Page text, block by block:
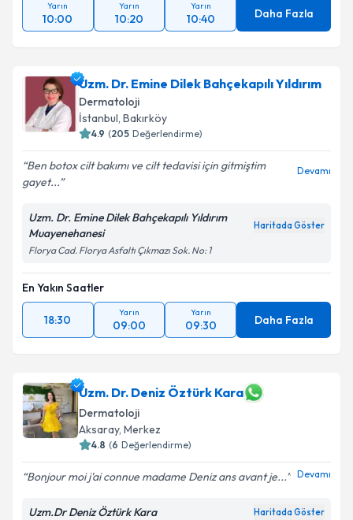
Yarın
10:00
Yarın
10:20
Yarın
10:40 Daha Fazla
Uzm. Dr. Emine Dilek Bahçekapılı Yıldırım
Dermatoloji
İstanbul, Bakırköy
4.9 (205 Değerlendirme)
Ben botox cilt bakımı ve cilt tedavisi için gitmiştim
gayet...
Devamı
Uzm. Dr. Emine Dilek Bahçekapılı Yıldırım
Muayenehanesi
Haritada Göster
Florya Cad. Florya Asfaltı Çıkmazı Sok. No: 1
En Yakın Saatler
18:30
Yarın
09:00
Yarın
09:30 Daha Fazla
Uzm. Dr. Deniz Öztürk Kara
Dermatoloji
Aksaray, Merkez
4.8 (6 Değerlendirme)
Bonjour moi j'ai connue madame Deniz ans avant je... Devamı
Uzm.Dr Deniz Öztürk Kara Haritada Göster